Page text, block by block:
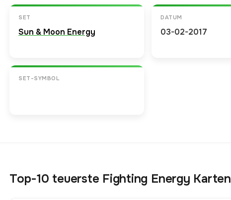
SET
Sun & Moon Energy
DATUM
03-02-2017
SET-SYMBOL
Top-10 teuerste Fighting Energy Karten